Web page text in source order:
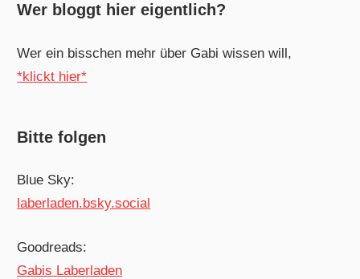
Wer bloggt hier eigentlich?
Wer ein bisschen mehr über Gabi wissen will,
*klickt hier*
Bitte folgen
Blue Sky:
laberladen.bsky.social
Goodreads:
Gabis Laberladen